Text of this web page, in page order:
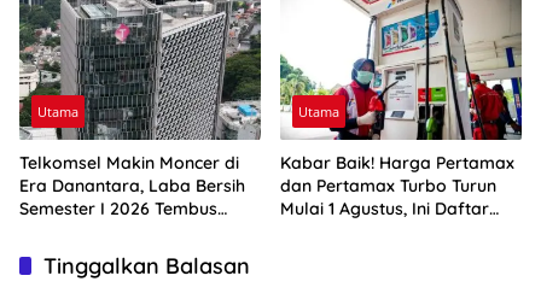
Utama
Telkomsel Makin Moncer di
Era Danantara, Laba Bersih
Semester I 2026 Tembus
Utama
Kabar Baik! Harga Pertamax
dan Pertamax Turbo Turun
Mulai 1 Agustus, Ini Daftar
Tinggalkan Balasan